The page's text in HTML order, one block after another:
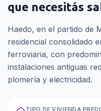
que necesitás
Haedo, en el partido de
residencial consolidado
ferroviaria, con
instalaciones antiguas
plomería y electricidad.
TIPO DE VIVIENDA